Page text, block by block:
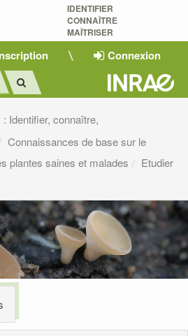
IDENTIFIER
CONNAÎTRE
MAÎTRISER
Connexion
Identifier, connaître,
Connaissances de base sur le
plantes saines et malades
Etudier